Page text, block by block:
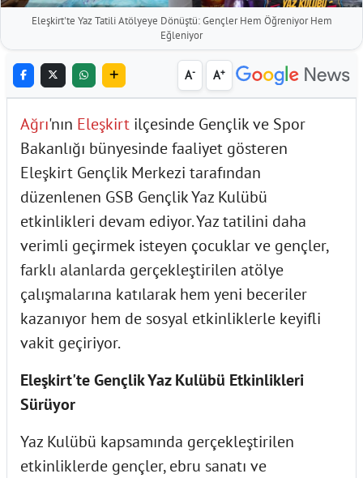
Eleşkirt'te Yaz Tatili Atölyeye Dönüştü: Gençler Hem Öğreniyor Hem
Eğleniyor
A- A+
Ağrı'nın Eleşkirt ilçesinde Gençlik ve Spor
Bakanlığı bünyesinde faaliyet gösteren
Eleşkirt Gençlik Merkezi tarafından
düzenlenen GSB Gençlik Yaz Kulübü
etkinlikleri devam ediyor. Yaz tatilini daha
verimli geçirmek isteyen çocuklar ve gençler,
farklı alanlarda gerçekleştirilen atölye
çalışmalarına katılarak hem yeni beceriler
kazanıyor hem de sosyal etkinliklerle keyifli
vakit geçiriyor.
Eleşkirt'te Gençlik Yaz Kulübü Etkinlikleri
Sürüyor
Yaz Kulübü kapsamında gerçekleştirilen
etkinliklerde gençler, ebru sanatı ve